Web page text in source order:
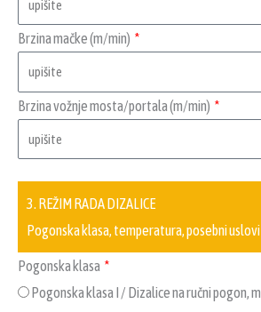
Brzina mačke (m/min)
Brzina vožnje mosta/portala (m/min)
3. REŽIM RADA DIZALICE
Pogonska klasa, temperatura, posebni uslovi
Pogonska klasa
Pogonska klasa I / Dizalice na ručni pogon,